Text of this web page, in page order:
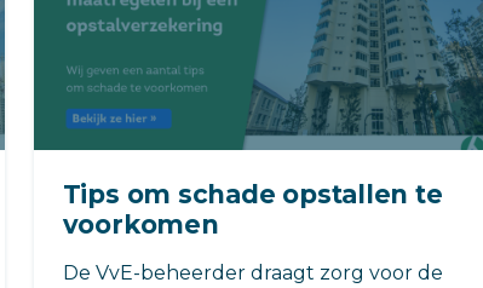
Tips om schade opstallen te
voorkomen
De VvE-beheerder draagt zorg voor de